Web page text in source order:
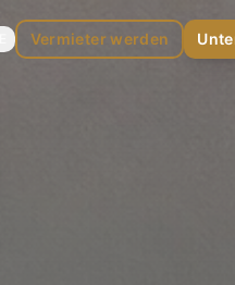
Vermieter werden